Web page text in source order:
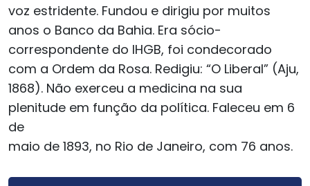
voz estridente. Fundou e dirigiu por muitos
anos o Banco da Bahia. Era sócio-
correspondente do IHGB, foi condecorado
com a Ordem da Rosa. Redigiu: “O Liberal” (Aju,
1868). Não exerceu a medicina na sua
plenitude em função da política. Faleceu em 6
de
maio de 1893, no Rio de Janeiro, com 76 anos.